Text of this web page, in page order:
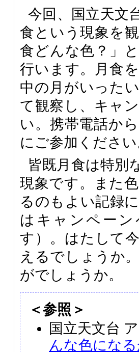
今回、国立天文
食という現象を
食どんな色？」
行います。月食
中の月がいった
て観察し、キャ
い。携帯電話か
にご参加ください
皆既月食は特別
現象です。また
るのもよい記録
はキャンペー
す）。はたして
えるでしょうか
がでしょうか。
＜参照＞
国立天文台
んな色にな